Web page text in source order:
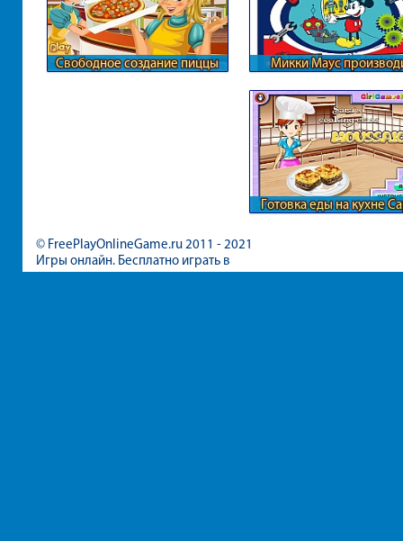
Свободное создание пиццы
Микки Маус
Готовка еды на кухне
© FreePlayOnlineGame.ru 2011 - 2021
Игры онлайн. Бесплатно играть в
игры для девочек и мальчиков